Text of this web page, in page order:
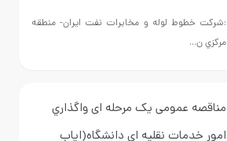
:شركت خطوط لوله و مخابرات نفت ايران- منطقه
مركزي ن...
مناقصه عمومی یک مرحله ای واگذاري
امور خدمات نقلیه ای دانشگاه(اياب